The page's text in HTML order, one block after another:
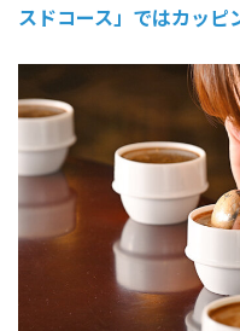
スドコース」ではカッピ